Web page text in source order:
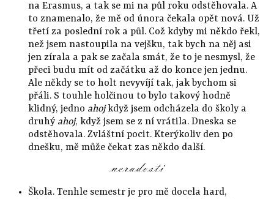
na Erasmus, a tak se mi na půl roku odstěhovala. A
to znamenalo, že mě od února čekala opět nová. Už
třetí za poslední rok a půl. Což kdyby mi někdo řekl,
než jsem nastoupila na vejšku, tak bych na něj asi
jen zírala a pak se začala smát, že to je nesmysl, že
přeci budu mít od začátku až do konce jen jednu.
Ale někdy se to holt nevyvíjí tak, jak bychom si
přáli. S touhle holčinou to bylo takový hodně
klidný, jedno ahojkdyž jsem odcházela do školy a
druhýahoj, když jsem se z ní vrátila. Dneska se
odstěhovala. Zvláštní pocit. Kterýkoliv den po
dnešku, mě může čekat zas někdo další.
Škola. Tenhle semestr je pro mě docela hard,